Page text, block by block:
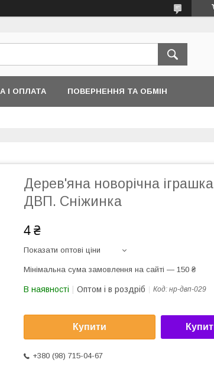
І ОПЛАТА ПОВЕРНЕННЯ ТА ОБМІН
Дерев'яна новорічна іграшка
ДВП. Сніжинка
4 ₴
Показати оптові ціни
Мінімальна сума замовлення на сайті — 150 ₴
В наявності Оптом і в роздріб Код: нр-двп-029
Купити
+380 (98) 715-04-67